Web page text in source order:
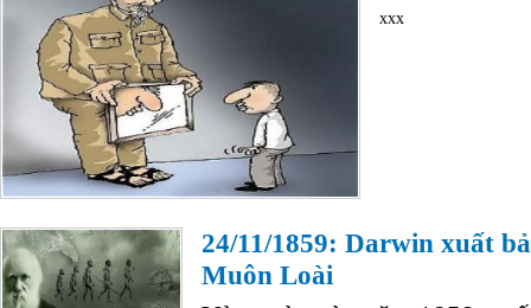
xxx
24/11/1859: Darwin xuất
Muôn Loài